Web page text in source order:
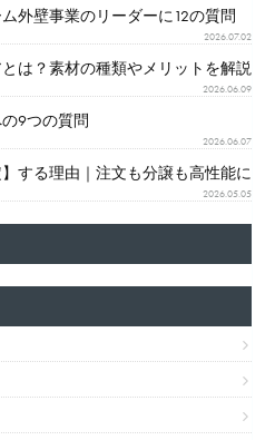
外壁事業のリーダーに12の質問
2026.07.02
は？素材の種類やメリットを解説
2026.06.09
9つの質問
2026.06.07
する理由｜注文も分譲も高性能に
2026.05.05